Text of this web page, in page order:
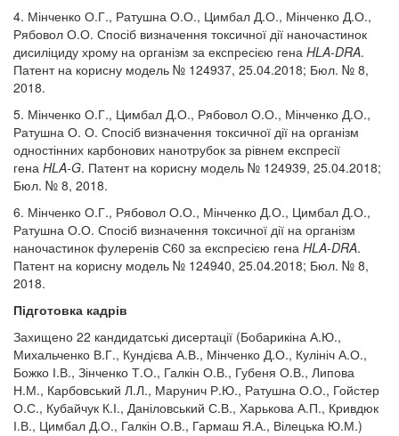
4. Мінченко О.Г., Ратушна О.О., Цимбал Д.О., Мінченко Д.О.,
Рябовол О.О. Спосіб визначення токсичної дії наночастинок
дисиліциду хрому на організм за експресією гена HLA-DRA.
Патент на корисну модель № 124937, 25.04.2018; Бюл. № 8,
2018.
5. Мінченко О.Г., Цимбал Д.О., Рябовол О.О., Мінченко Д.О.,
Ратушна О. О. Спосіб визначення токсичної дії на організм
одностінних карбонових нанотрубок за рівнем експресії
гена HLA-G. Патент на корисну модель № 124939, 25.04.2018;
Бюл. № 8, 2018.
6. Мінченко О.Г., Рябовол О.О., Мінченко Д.О., Цимбал Д.О.,
Ратушна О.О. Спосіб визначення токсичної дії на організм
наночастинок фулеренів С60 за експресією гена HLA-DRA.
Патент на корисну модель № 124940, 25.04.2018; Бюл. № 8,
2018.
Підготовка кадрів
Захищено 22 кандидатські дисертації (Бобарикіна А.Ю.,
Михальченко В.Г., Кундієва А.В., Мінченко Д.О., Кулініч А.О.,
Божко І.В., Зінченко Т.О., Галкін О.В., Губеня О.В., Липова
Н.М., Карбовський Л.Л., Марунич Р.Ю., Ратушна О.О., Гойстер
О.С., Кубайчук К.І., Даніловський С.В., Харькова А.П., Кривдюк
І.В., Цимбал Д.О., Галкін О.В., Гармаш Я.А., Вілецька Ю.М.)